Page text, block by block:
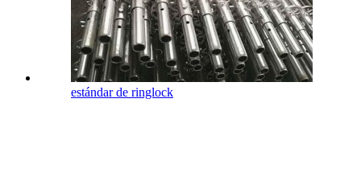
estándar de ringlock